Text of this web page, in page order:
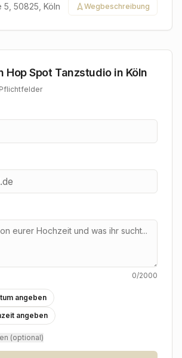
5, 50825, Köln
Wegbeschreibung
Hop Spot Tanzstudio in Köln
0/2000
angeben
angeben
(optional)